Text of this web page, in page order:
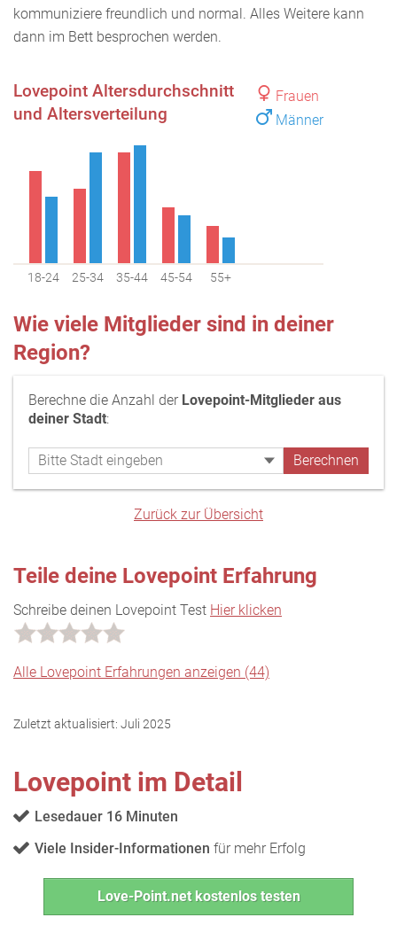
kommuniziere freundlich und normal. Alles Weitere kann
dann im Bett besprochen werden.
Frauen
Männer
Lovepoint Altersdurchschnitt
und Altersverteilung
18-24 25-34 35-44 45-54 55+
Wie viele Mitglieder sind in deiner
Region?
Berechne die Anzahl der Lovepoint-Mitglieder aus
deiner Stadt:
Zurück zur Übersicht
Teile deine Lovepoint Erfahrung
Schreibe deinen Lovepoint Test Hier klicken
Alle Lovepoint Erfahrungen anzeigen (44)
Zuletzt aktualisiert: Juli 2025
Lovepoint im Detail
Lesedauer 16 Minuten
Viele Insider-Informationen für mehr Erfolg
Love-Point.net kostenlos testen